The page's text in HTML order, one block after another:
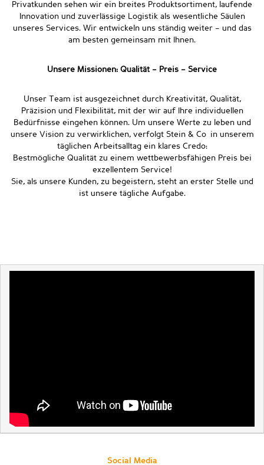
Privatkunden sehen wir ein breites Produktsortiment, laufende
Innovation und zuverlässige Logistik als wesentliche Säulen
unseres Services. Wir entwickeln uns ständig weiter – und das
am besten gemeinsam mit Ihnen.
Unsere Missionen: Qualität – Preis – Service
Unser Team ist ausgezeichnet durch Kreativität, Qualität,
Präzision und Flexibilität, mit der wir auf Ihre individuellen
Bedürfnisse eingehen können. Um unsere Werte zu leben und
unsere Vision zu verwirklichen, verfolgt Stein & Co in unserem
täglichen Arbeitsalltag ein klares Credo:
Bestmögliche Qualität zu einem wettbewerbsfähigen Preis bei
exzellentem Service!
Sie, als unsere Kunden, zu begeistern, steht an erster Stelle und
ist unsere tägliche Aufgabe.
Social Media